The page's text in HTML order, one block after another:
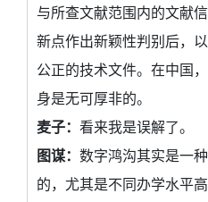
与所查文献范围内的文献
新点作出新颖性判别后，
公正的技术文件。在中国
身是无可厚非的。
麦子： 看来我是误解了。
图谋： 数字鸿沟其实是一
的，尤其是不同办学水平